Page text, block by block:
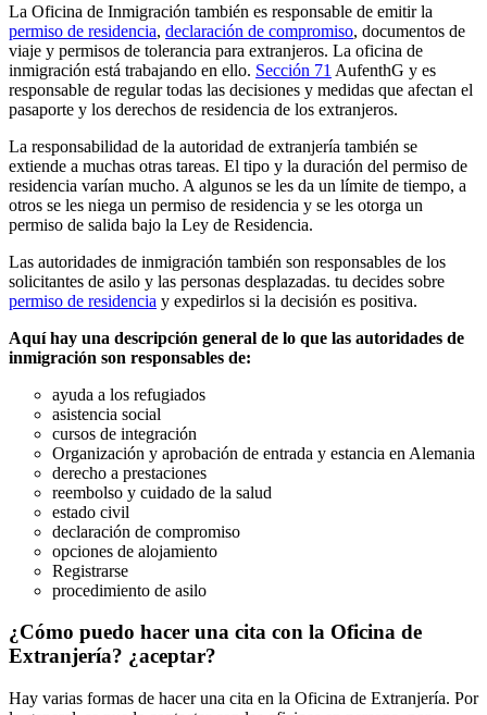
La Oficina de Inmigración también es responsable de emitir la
permiso de residencia, declaración de compromiso, documentos de
viaje y permisos de tolerancia para extranjeros. La oficina de
inmigración está trabajando en ello. Sección 71 AufenthG y es
responsable de regular todas las decisiones y medidas que afectan el
pasaporte y los derechos de residencia de los extranjeros.
La responsabilidad de la autoridad de extranjería también se
extiende a muchas otras tareas. El tipo y la duración del permiso de
residencia varían mucho. A algunos se les da un límite de tiempo, a
otros se les niega un permiso de residencia y se les otorga un
permiso de salida bajo la Ley de Residencia.
Las autoridades de inmigración también son responsables de los
solicitantes de asilo y las personas desplazadas. tu decides sobre
permiso de residencia y expedirlos si la decisión es positiva.
Aquí hay una descripción general de lo que las autoridades de
inmigración son responsables de:
ayuda a los refugiados
asistencia social
cursos de integración
Organización y aprobación de entrada y estancia en Alemania
derecho a prestaciones
reembolso y cuidado de la salud
estado civil
declaración de compromiso
opciones de alojamiento
Registrarse
procedimiento de asilo
¿Cómo puedo hacer una cita con la Oficina de
Extranjería? ¿aceptar?
Hay varias formas de hacer una cita en la Oficina de Extranjería. Por